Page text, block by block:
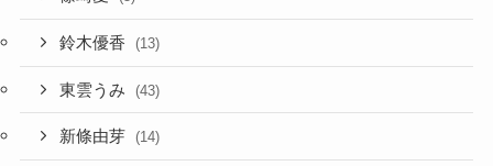
鈴木優香 (13)
東雲うみ (43)
新條由芽 (14)